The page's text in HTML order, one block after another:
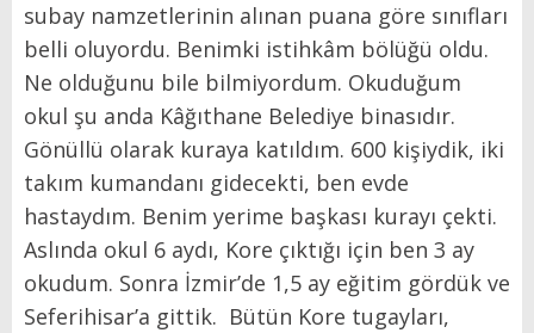
subay namzetlerinin alınan puana göre sınıfları
belli oluyordu. Benimki istihkâm bölüğü oldu.
Ne olduğunu bile bilmiyordum. Okuduğum
okul şu anda Kâğıthane Belediye binasıdır.
Gönüllü olarak kuraya katıldım. 600 kişiydik, iki
takım kumandanı gidecekti, ben evde
hastaydım. Benim yerime başkası kurayı çekti.
Aslında okul 6 aydı, Kore çıktığı için ben 3 ay
okudum. Sonra İzmir’de 1,5 ay eğitim gördük ve
Seferihisar’a gittik. Bütün Kore tugayları,